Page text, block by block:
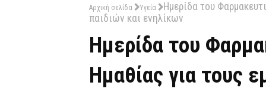
Αρχική σελίδα Υγεία
Ημερίδα του
παιδιών και ενηλίκων
Ημερίδα του
Ημαθίας για τους